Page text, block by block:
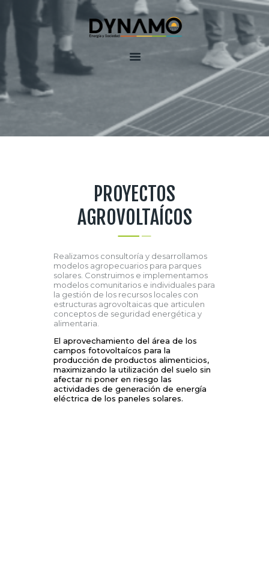
Inicio
Equipo
DynamoLAB
PROYECTOS
AGROVOLTAÍCOS
Realizamos consultoría y desarrollamos
modelos agropecuarios para parques
solares. Construimos e implementamos
modelos comunitarios e individuales para
la gestión de los recursos locales con
estructuras agrovoltaicas que articulen
conceptos de seguridad energética y
alimentaria.
El aprovechamiento del área de los
campos fotovoltaícos para la
producción de productos alimenticios,
maximizando la utilización del suelo sin
afectar ni poner en riesgo las
actividades de generación de energía
eléctrica de los paneles solares.